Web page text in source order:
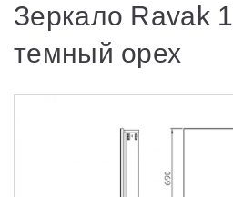
Унитазы и биде
Душевые двери
Зеркало Ravak
темный орех